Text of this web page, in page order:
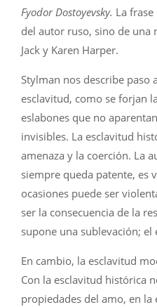
Fyodor Dostoyevsky. La
del autor ruso, sino de una
Jack y Karen Harper.
Stylman nos describe paso
esclavitud, como se forjan
eslabones que no
invisibles. La esclavitud
amenaza y la coerción. La
siempre queda patente, es
ocasiones puede ser
ser la consecuencia de la
supone una sublevación;
En cambio, la esclavitud
Con la esclavitud histórica
propiedades del amo, en